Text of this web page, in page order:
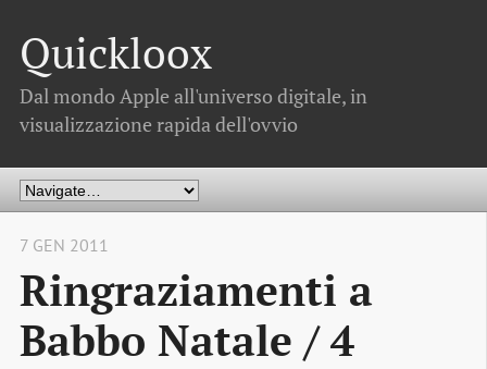
Quickloox
Dal mondo Apple all'universo digitale, in
visualizzazione rapida dell'ovvio
7 GEN 2011
Ringraziamenti a
Babbo Natale / 4